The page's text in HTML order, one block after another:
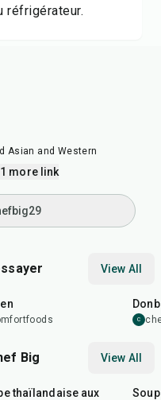
réfrigérateur.
Asian and Western
more link
View All
C
Big View All
thaïlandaise aux